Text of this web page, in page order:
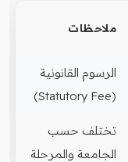
ملاحظات
الرسوم القانونية
(Statutory Fee)
تختلف حسب
الجامعة والمرحلة